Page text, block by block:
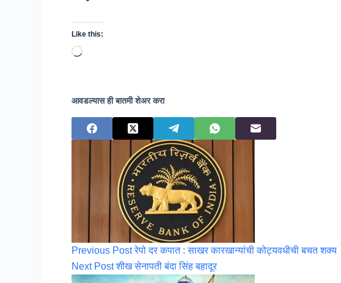
Like this:
Loading…
आवडल्यास ही बातमी शेअर करा
Previous Post रेपो दर कपात : साखर कारखान्यांची कोट्यवधीची बचत शक्य
Next Post शीख सेनापती बंदा सिंह बहादूर